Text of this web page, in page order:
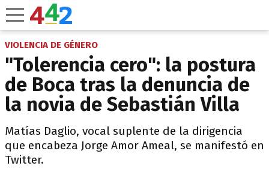
VIOLENCIA DE GÉNERO
"Tolerencia cero": la postura
de Boca tras la denuncia de
la novia de Sebastián Villa
Matías Daglio, vocal suplente de la dirigencia
que encabeza Jorge Amor Ameal, se manifestó en
Twitter.